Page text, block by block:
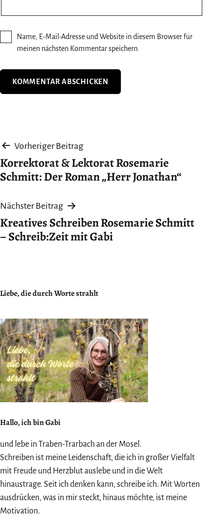
Name, E-Mail-Adresse und Website in diesem Browser für
meinen nächsten Kommentar speichern.
Beitragsnavigation
Vorheriger Beitrag
Korrektorat & Lektorat Rosemarie
Schmitt: Der Roman „Herr Jonathan“
Nächster Beitrag
Kreatives Schreiben Rosemarie Schmitt
– Schreib:Zeit mit Gabi
Liebe, die durch Worte strahlt
Hallo, ich bin Gabi
und lebe in Traben-Trarbach an der Mosel.
Schreiben ist meine Leidenschaft, die ich in großer Vielfalt
mit Freude und Herzblut auslebe und in die Welt
hinaustrage. Seit ich denken kann, schreibe ich. Mit Worten
ausdrücken, was in mir steckt, hinaus möchte, ist meine
Motivation.